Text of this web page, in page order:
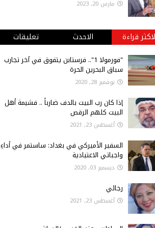
مارس 20, 2023
قراءة الاحدث تعليقات
"فورمولا 1".. فرستابن يتفوق في آخر تجارب
سباق البحرين الحرة
نوفمبر 28, 2020
إذا كان رب البيت بالدف ضارباً .. فشيمة أهل
البيت كلهم الرقص
أغسطس 23, 2021
السفير الأميركي في بغداد: ساستمر في أداءِ
واجباتي الاعتيادية
ديسمبر 03, 2020
رجائي
أغسطس 23, 2021